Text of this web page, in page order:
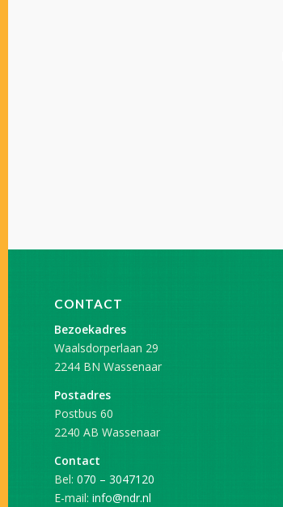
CONTACT
Bezoekadres
Waalsdorperlaan 29
2244 BN Wassenaar
Postadres
Postbus 60
2240 AB Wassenaar
Contact
Bel: 070 – 3047120
E-mail: info@ndr.nl